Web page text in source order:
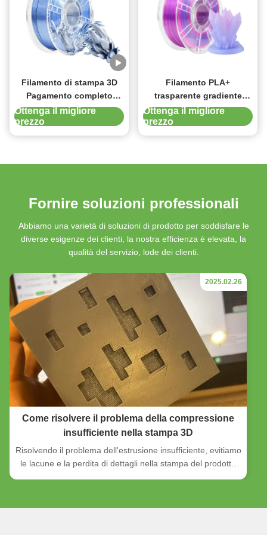
Filamento di stampa 3D
Pagamento completo
1,75mm seta doppio
colore blu argento PLA
filamento per stampante
Ottenga il migliore
prezzo
Filamento PLA+
trasparente gradiente
doppio colore rosa rosso
blu chiaro 1,75mm
Filamento di stampa 3D
Ottenga il migliore
prezzo
Fornire soluzioni professionali
Abbiamo una varietà di soluzioni di prodotto per soddisfare le
diverse esigenze dei clienti, la nostra efficienza è elevata, la
qualità del servizio, lode dei clienti.
2025.02.26
Come risolvere il problema della compressione
insufficiente nella stampa 3D
Risolvendo il problema dell'estrusione insufficiente, evitiamo
le lacune e la perdita di dettagli nella stampa del prodotto